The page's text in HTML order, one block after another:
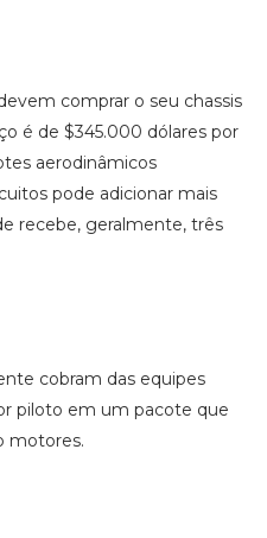
comprar o seu chassis
é de $345.000 dólares por
aerodinâmicos
pode adicionar mais
recebe, geralmente, três
cobram das equipes
piloto em um pacote que
motores.